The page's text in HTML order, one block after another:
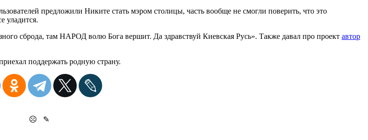
предложили Никите стать мэром столицы, часть вообще не смогли поверить, что это
уладится.
сброда, там НАРОД волю Бога вершит. Да здравствуй Киевская Русь». Также давал про проект автор
поддержать родную страну.
☹
✎